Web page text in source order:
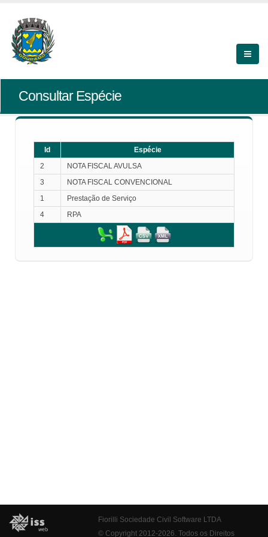
Consultar Espécie
Id
Espécie
2
NOTA FISCAL AVULSA
3
NOTA FISCAL CONVENCIONAL
1
Prestação de Serviço
4
RPA
Fiorilli Sociedade Civil Software LTDA
© Copyright 2012-2026. Todos os Direitos